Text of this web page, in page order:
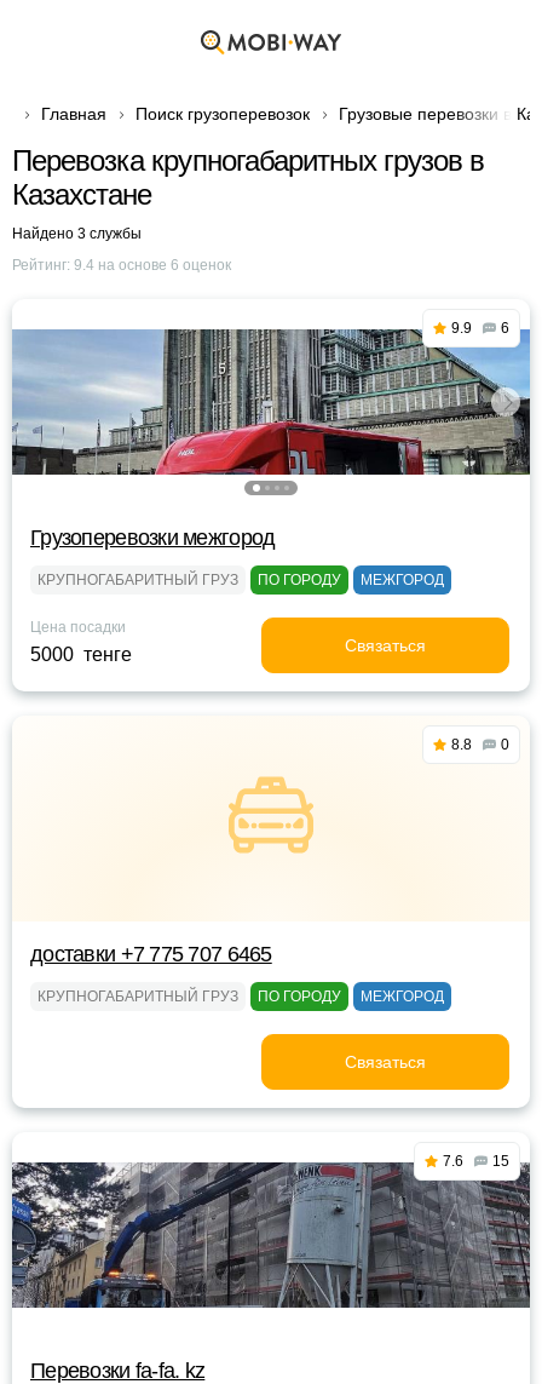
Главная Поиск грузоперевозок Грузовые перевозки в
Перевозка крупногабаритных грузов в
Казахстане
Найдено 3 службы
Рейтинг: 9.4 на основе 6 оценок
9.9 6
Грузоперевозки межгород
КРУПНОГАБАРИТНЫЙ ГРУЗ ПО ГОРОДУ МЕЖГОРОД
Цена посадки
5000 тенге Связаться
8.8 0
доставки +7 775 707 6465
КРУПНОГАБАРИТНЫЙ ГРУЗ ПО ГОРОДУ МЕЖГОРОД
Связаться
7.6 15
Перевозки fa-fa. kz